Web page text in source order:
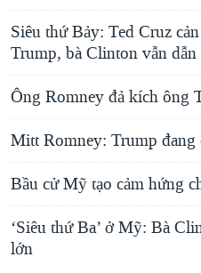
Siêu thứ Bảy: Ted Cruz
Trump, bà Clinton vẫn dẫn
Ông Romney đả kích ông
Mitt Romney: Trump
Bầu cử Mỹ tạo cảm hứng
‘Siêu thứ Ba’ ở Mỹ: Bà
lớn